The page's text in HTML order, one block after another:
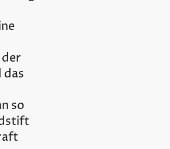
so